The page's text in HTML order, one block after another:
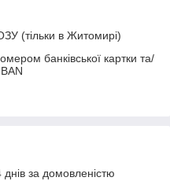
(тільки в Житомирі)
банківської картки та/
за домовленістю